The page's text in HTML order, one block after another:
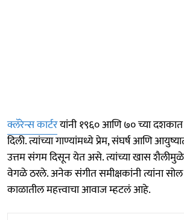
क्लॅरेन्स कार्टरयांनी १९६० आणि ७० च्या
दिली. त्यांच्या गाण्यांमध्ये प्रेम, संघर्ष आणि
उत्तम संगम दिसून येत असे. त्यांच्या खास शैलीमुळे
वेगळे ठरले. अनेक संगीत समीक्षकांनी त्यांना
काळातील महत्त्वाचा आवाज म्हटलं आहे.